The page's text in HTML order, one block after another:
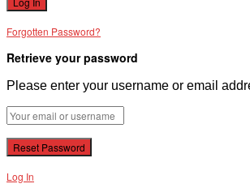
Forgotten Password?
Retrieve your password
Please enter your username or email
Log In